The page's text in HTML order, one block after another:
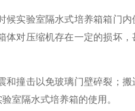
实验室隔水式培养箱箱门内
对压缩机存在一定的损坏
撞击以免玻璃门壁碎裂；搬
室隔水式培养箱的使用。